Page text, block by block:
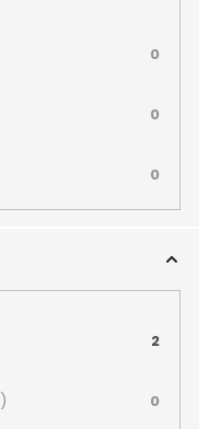
0
0
0
2
0